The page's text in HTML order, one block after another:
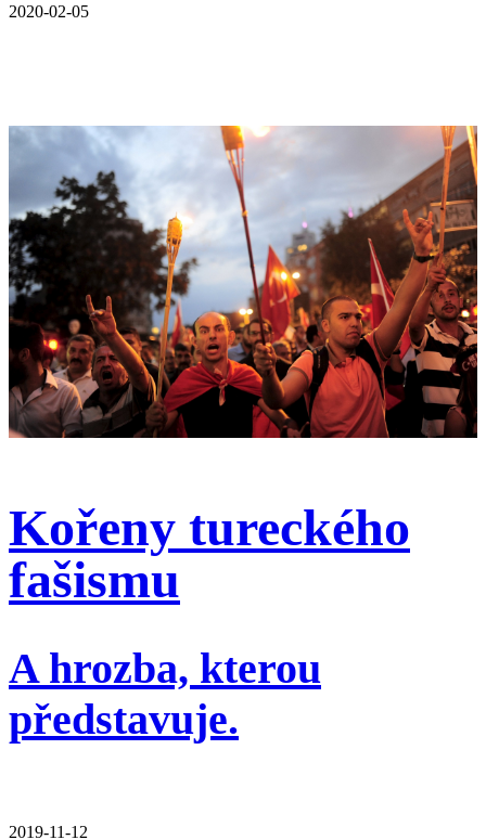
2020-02-05
Kořeny tureckého
fašismu
A hrozba, kterou
představuje.
2019-11-12